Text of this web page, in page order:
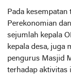
Pada
Perekonomian
sejumlah kepala
kepala desa, juga
pengurus Masjid
terhadap aktivitas